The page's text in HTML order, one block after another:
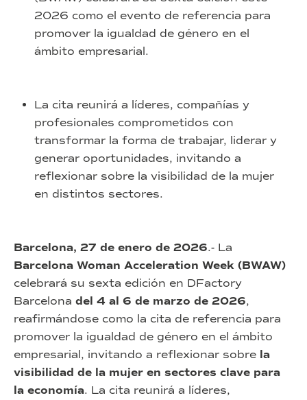
2026 como el evento de referencia para
promover la igualdad de género en el
ámbito empresarial.
La cita reunirá a líderes, compañías y
profesionales comprometidos con
transformar la forma de trabajar, liderar y
generar oportunidades, invitando a
reflexionar sobre la visibilidad de la mujer
en distintos sectores.
Barcelona, 27 de enero de 2026.- La
Barcelona Woman Acceleration Week (BWAW)
celebrará su sexta edición en DFactory
Barcelona del 4 al 6 de marzo de 2026,
reafirmándose como la cita de referencia para
promover la igualdad de género en el ámbito
empresarial, invitando a reflexionar sobre la
visibilidad de la mujer en sectores clave para
la economía. La cita reunirá a líderes,